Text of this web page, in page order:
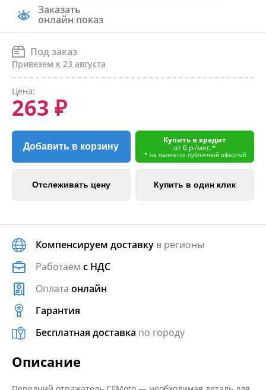
Заказать
онлайн показ
Под заказ
Привезем к 23 августа
Цена:
263 ₽
Добавить в корзину
Купить в кредит
от 6 р./мес.*
* не является публичной офертой
Отслеживать цену Купить в один клик
Компенсируем доставку в регионы
Работаем с НДС
Оплата онлайн
Гарантия
Бесплатная доставка по городу
Описание